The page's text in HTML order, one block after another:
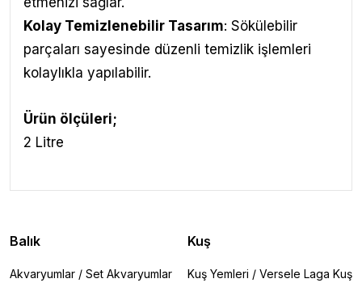
Kolay Temizlenebilir Tasarım: Sökülebilir
parçaları sayesinde düzenli temizlik işlemleri
kolaylıkla yapılabilir.
Ürün ölçüleri;
2 Litre
Balık
Akvaryumlar / Set Akvaryumlar
Kuş
Kuş Yemleri / Versele Laga Kuş